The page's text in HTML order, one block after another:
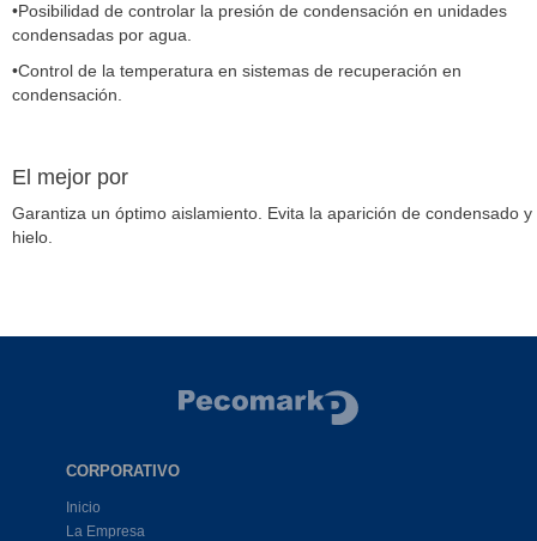
•Posibilidad de controlar la presión de condensación en unidades
condensadas por agua.
•Control de la temperatura en sistemas de recuperación en
condensación.
El mejor por
Garantiza un óptimo aislamiento. Evita la aparición de condensado y
hielo.
CORPORATIVO
Inicio
La Empresa